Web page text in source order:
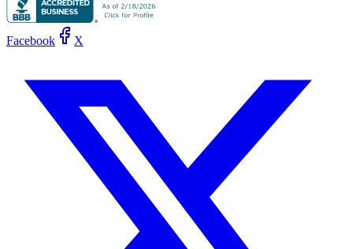
Facebook X